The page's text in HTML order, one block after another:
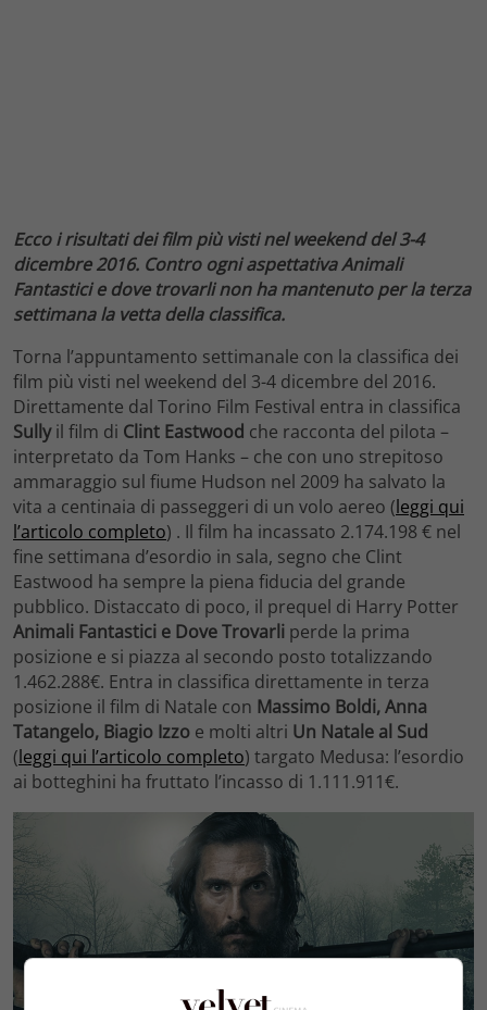
Ecco i risultati dei film più visti nel weekend del 3-4
dicembre 2016. Contro ogni aspettativa Animali
Fantastici e dove trovarli non ha mantenuto per la terza
settimana la vetta della classifica.
Torna l’appuntamento settimanale con la classifica dei
film più visti nel weekend del 3-4 dicembre del 2016.
Direttamente dal Torino Film Festival entra in classifica
Sullyil film di Clint Eastwood che racconta del pilota –
interpretato da Tom Hanks – che con uno strepitoso
ammaraggio sul fiume Hudson nel 2009 ha salvato la
vita a centinaia di passeggeri di un volo aereo (leggi qui
l’articolo completo) . Il film ha incassato 2.174.198 € nel
fine settimana d’esordio in sala, segno che Clint
Eastwood ha sempre la piena fiducia del grande
pubblico. Distaccato di poco, il prequel di Harry Potter
Animali Fantastici e Dove Trovarli perde la prima
posizione e si piazza al secondo posto totalizzando
1.462.288€. Entra in classifica direttamente in terza
posizione il film di Natale con Massimo Boldi, Anna
Tatangelo, Biagio Izzo e molti altri Un Natale al Sud
(leggi qui l’articolo completo) targato Medusa: l’esordio
ai botteghini ha fruttato l’incasso di 1.111.911€.